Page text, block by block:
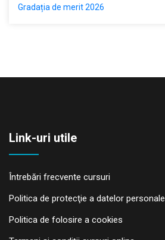
Gradația de merit 2026
Link-uri utile
Întrebări frecvente cursuri
Politica de protecţie a datelor personale
Politica de folosire a cookies